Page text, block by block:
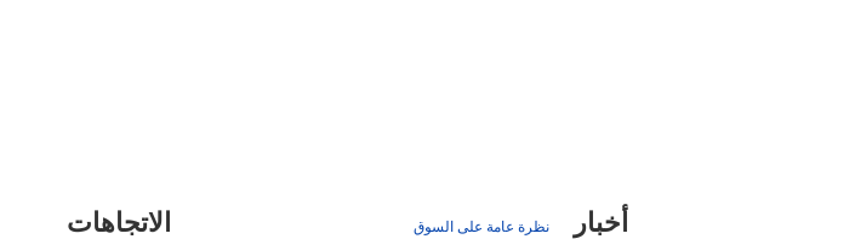
الاتجاهات نظرة عامة على السوق أخبار